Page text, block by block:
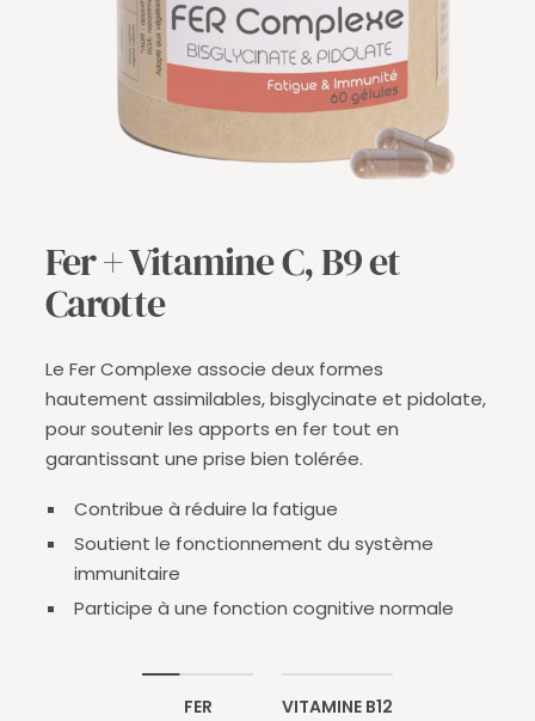
Fer + Vitamine C, B9 et
Carotte
Le Fer Complexe associe deux formes
hautement assimilables, bisglycinate et pidolate,
pour soutenir les apports en fer tout en
garantissant une prise bien tolérée.
Contribue à réduire la fatigue
Soutient le fonctionnement du système
immunitaire
Participe à une fonction cognitive normale
FER VITAMINE B12